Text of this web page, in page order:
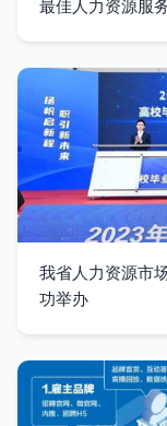
最佳人力资源服
我省人力资源市
功举办